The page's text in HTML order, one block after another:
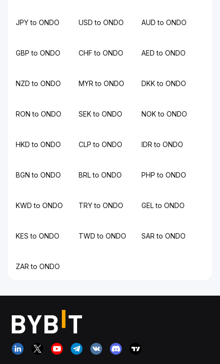
JPY to ONDO USD to ONDO AUD to ONDO
GBP to ONDO CHF to ONDO AED to ONDO
NZD to ONDO MYR to ONDO DKK to ONDO
RON to ONDO SEK to ONDO NOK to ONDO
HKD to ONDO CLP to ONDO IDR to ONDO
BGN to ONDO BRL to ONDO PHP to ONDO
KWD to ONDO TRY to ONDO GEL to ONDO
KES to ONDO TWD to ONDO SAR to ONDO
ZAR to ONDO